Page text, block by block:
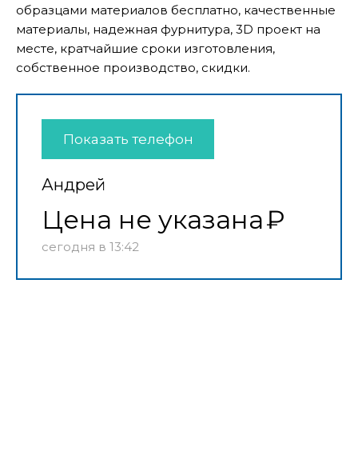
образцами материалов бесплатно, качественные
материалы, надежная фурнитура, 3D проект на
месте, кратчайшие сроки изготовления,
собственное производство, скидки.
Показать телефон
Андрей
Цена не указана
сегодня в 13:42